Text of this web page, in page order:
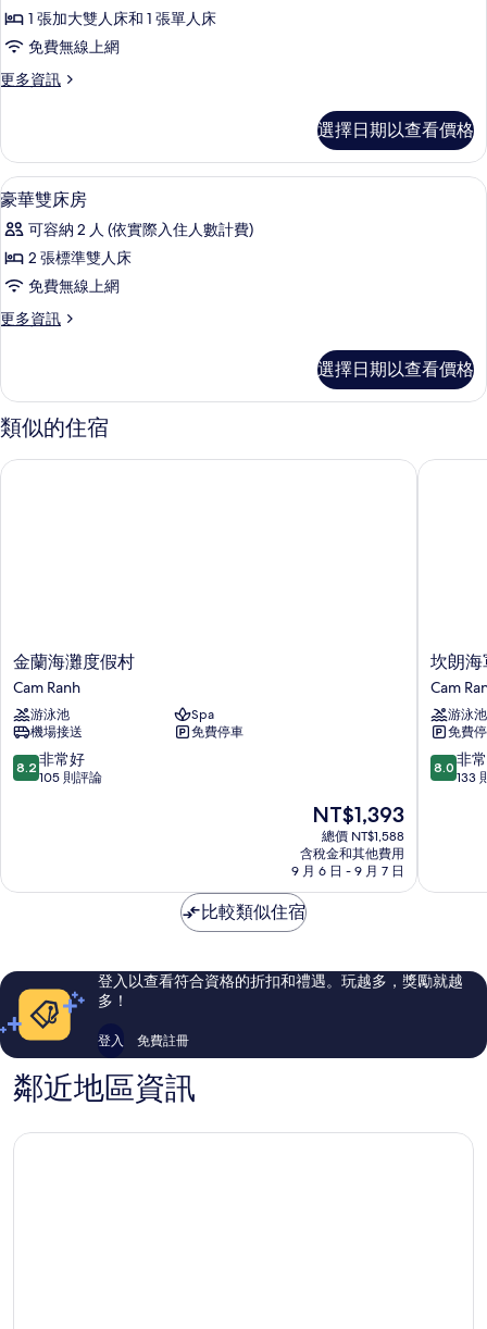
片
情
品
三
人
的
所
有
相
片
1 張加大雙人床和 1 張單人床
免費無線上網
更多資訊
更
三
人
間
詳
情
選擇日期以查看價格
顯
示
豪
華
雙
床
的
所
有
相
1
豪華雙床房
可容納 2 人 (依實際入住人數計費)
2 張標準雙人床
免費無線上網
更多資訊
更
雙
床
房
詳
選擇日期以查看價格
類似的住宿
金
蘭
海
灘
度
假
村
金蘭海灘度假村
Cam Ranh
游泳池
Spa
機場接送
免費停車
8.2
分，
常
評
論
8.2 非常好
105 則評論
現
在
價
格
為
NT$1,393
總價 NT$1,588
含稅金和其他費用
9 月 6 日 - 9 月 7 日
金蘭海灘度假村
坎
朗
海
軍
飯
店
Cam
坎朗海
Cam
游泳池
免費
8.0
分，
常
評
論
8.0 非
133
坎朗海
比較類似住宿
登入以查看符合資格的折扣和禮遇。玩越多，獎勵就越
多！
登入 免費註冊
鄰近地區資訊